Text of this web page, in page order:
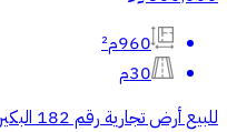
960م²
30م